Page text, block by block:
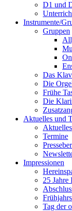
D1 und
Instrumente/
Gruppen
Das
Die
Frühe
Die
Aktuelles und
Aktuelles
Termine
Impressionen
25 Jahre
Tag der